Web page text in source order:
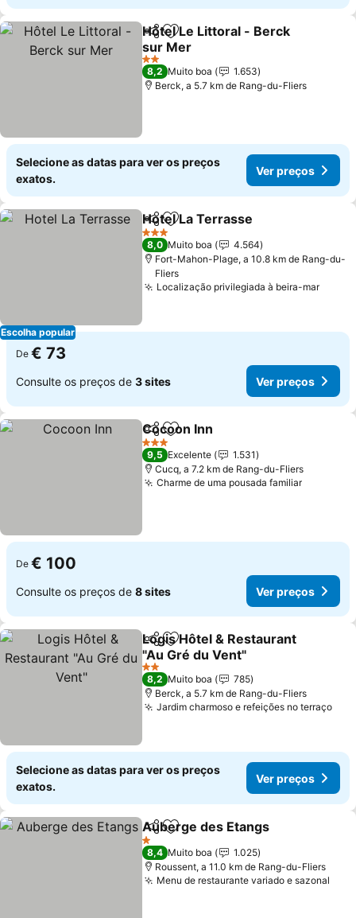
PartilharAdicionar aos favoritos
Hôtel Le Littoral - Berck
sur Mer
Ver preços
2 Estrelas
8,2 Muito boa
1.653
Berck, a 5.7 km de Rang-du-Fliers
Selecione as datas para ver os preços
exatos.
Ver preços
Escolha popular
PartilharAdicionar aos favoritos
Hotel La Terrasse
3 Estrelas
8,0 Muito boa
4.564
Fort-Mahon-Plage, a 10.8 km de Rang-du-
Fliers
Localização privilegiada à beira-marVer
De € 73
Consulte os preços de 3 sites Ver preços
PartilharAdicionar aos favoritos
Cocoon Inn
3 Estrelas
9,5 Excelente
1.531
Cucq, a 7.2 km de Rang-du-Fliers
Charme de uma pousada familiarVer
De € 100
Consulte os preços de 8 sites Ver preços
PartilharAdicionar aos favoritos
Logis Hôtel & Restaurant
"Au Gré du Vent"
Ver preços
2 Estrelas
8,2 Muito boa
785
Berck, a 5.7 km de Rang-du-Fliers
Jardim charmoso e refeições no terraçoVer
Selecione as datas para ver os preços
exatos.
Ver preços
PartilharAdicionar aos favoritos
Auberge des Etangs
1 Estrelas
8,4 Muito boa
1.025
Roussent, a 11.0 km de Rang-du-Fliers
Menu de restaurante variado e sazonal